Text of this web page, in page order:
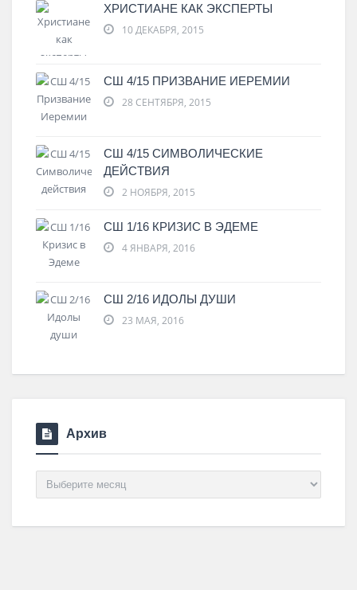
ХРИСТИАНЕ КАК ЭКСПЕРТЫ
10 ДЕКАБРЯ, 2015
СШ 4/15 ПРИЗВАНИЕ ИЕРЕМИИ
28 СЕНТЯБРЯ, 2015
СШ 4/15 СИМВОЛИЧЕСКИЕ
ДЕЙСТВИЯ
2 НОЯБРЯ, 2015
СШ 1/16 КРИЗИС В ЭДЕМЕ
4 ЯНВАРЯ, 2016
СШ 2/16 ИДОЛЫ ДУШИ
23 МАЯ, 2016
Архив
Архив